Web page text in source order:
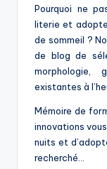
Pourquoi ne
literie et
de sommeil ?
de blog de
morphologie,
existantes à
Mémoire de
innovations
nuits et
recherché…